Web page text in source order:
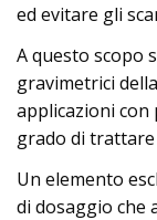
ed evitare gli
A questo scopo
gravimetrici
applicazioni con
grado di
Un elemento
di dosaggio che